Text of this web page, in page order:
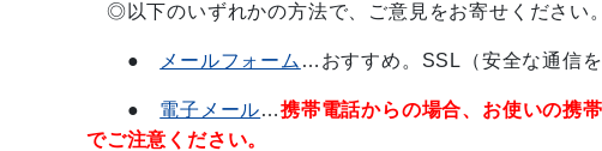
◎以下のいずれかの方法で、ご意見をお寄せください。
● メールフォーム …おすすめ。SSL（安全な通信
● 電子メール…携帯電話からの場合、お使いの携
でご注意ください。